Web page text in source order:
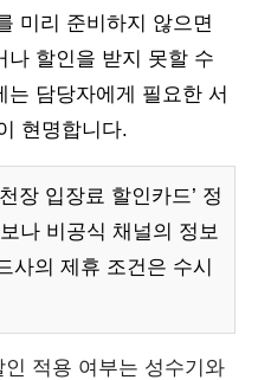
미리 준비하지 않으면
나 할인을 받지 못할 수
담당자에게 필요한 서
현명합니다.
장 입장료 할인카드’ 정
나 비공식 채널의 정보
사의 제휴 조건은 수시
인 적용 여부는 성수기와